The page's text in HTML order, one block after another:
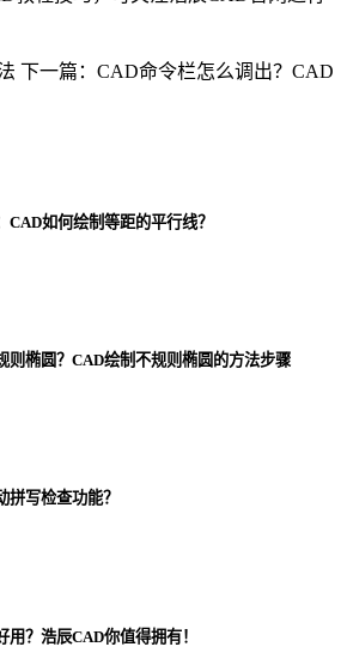
下一篇：CAD命令栏怎么调出？CAD
CAD如何绘制等距的平行线？
则椭圆？CAD绘制不规则椭圆的方法步骤
拼写检查功能？
？浩辰CAD你值得拥有！